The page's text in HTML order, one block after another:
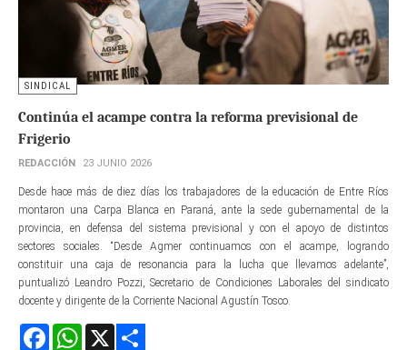
SINDICAL
Continúa el acampe contra la reforma previsional de
Frigerio
REDACCIÓN 23 JUNIO 2026
Desde hace más de diez días los trabajadores de la educación de Entre Ríos
montaron una Carpa Blanca en Paraná, ante la sede gubernamental de la
provincia, en defensa del sistema previsional y con el apoyo de distintos
sectores sociales. “Desde Agmer continuamos con el acampe, logrando
constituir una caja de resonancia para la lucha que llevamos adelante”,
puntualizó Leandro Pozzi, Secretario de Condiciones Laborales del sindicato
docente y dirigente de la Corriente Nacional Agustín Tosco.
FacebookWhatsApp